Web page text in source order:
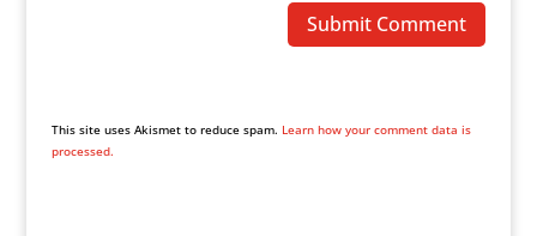
This site uses Akismet to reduce spam. Learn how your comment data is
processed.